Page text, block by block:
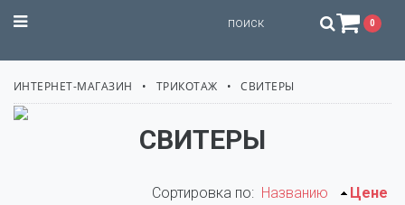
STILISSIMO 0
ИНТЕРНЕТ-МАГАЗИН ТРИКОТАЖ СВИТЕРЫ
СВИТЕРЫ
Сортировка по: Названию Цене